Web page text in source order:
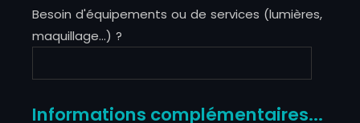
Besoin d'équipements ou de services (lumières,
maquillage...) ?
Informations complémentaires...